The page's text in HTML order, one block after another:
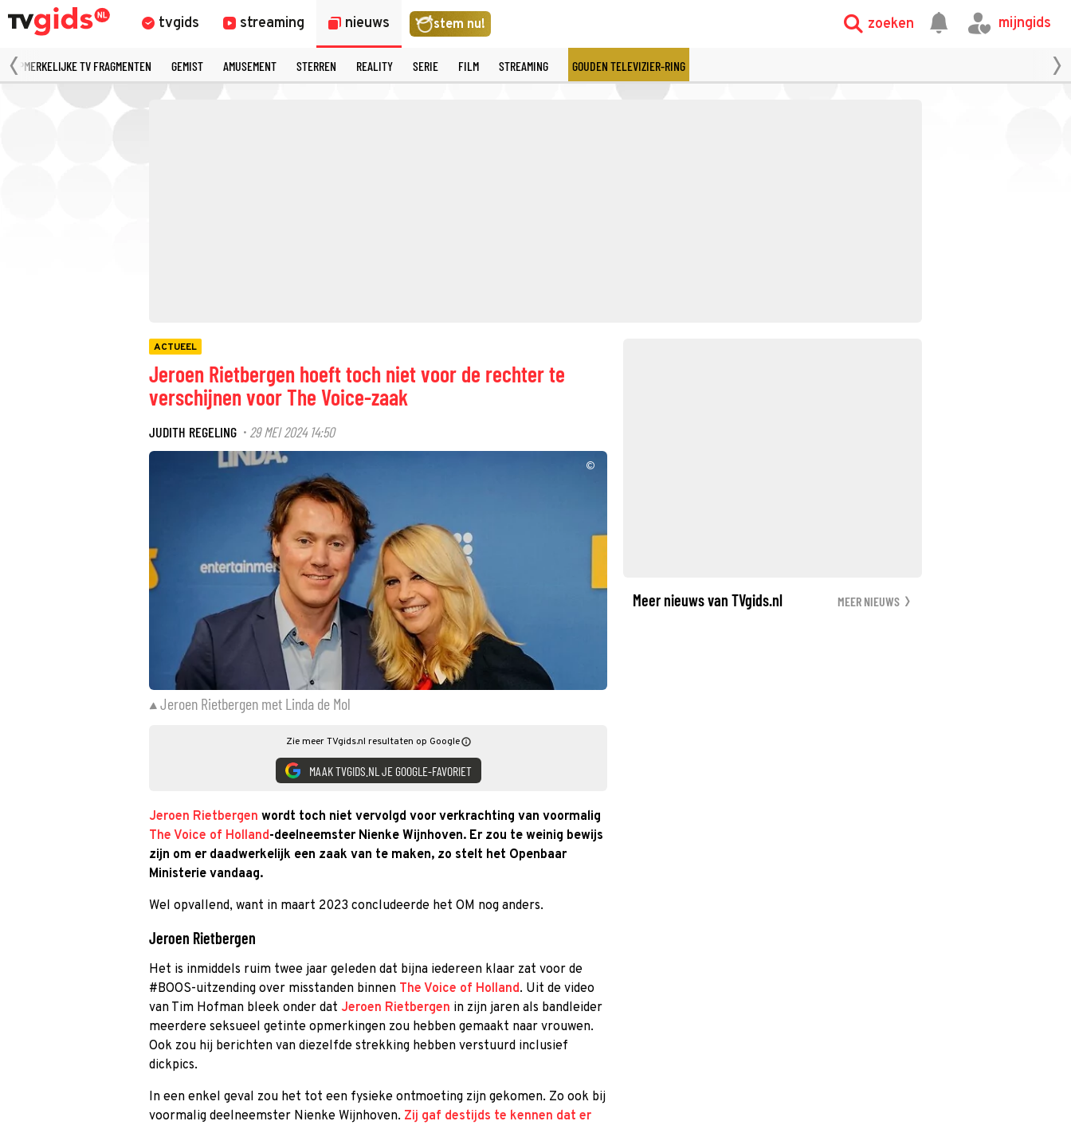
tvgids streaming nieuws stem nu! zoeken mijngids
OPMERKELIJKE TV FRAGMENTEN GEMIST AMUSEMENT STERREN REALITY SERIE FILM STREAMING GOUDEN TELEVIZIER-RING
ACTUEEL
Jeroen Rietbergen hoeft toch niet voor de rechter te
verschijnen voor The Voice-zaak
JUDITH REGELING · 29 MEI 2024 14:50
©
Jeroen Rietbergen met Linda de Mol
Zie meer TVgids.nl resultaten op Google
MAAK TVGIDS.NL JE GOOGLE-FAVORIET
Jeroen Rietbergen wordt toch niet vervolgd voor verkrachting van voormalig
The Voice of Holland-deelneemster Nienke Wijnhoven. Er zou te weinig bewijs
zijn om er daadwerkelijk een zaak van te maken, zo stelt het Openbaar
Ministerie vandaag.
Wel opvallend, want in maart 2023 concludeerde het OM nog anders.
Jeroen Rietbergen
Het is inmiddels ruim twee jaar geleden dat bijna iedereen klaar zat voor de
#BOOS-uitzending over misstanden binnen The Voice of Holland. Uit de video
van Tim Hofman bleek onder dat Jeroen Rietbergen in zijn jaren als bandleider
meerdere seksueel getinte opmerkingen zou hebben gemaakt naar vrouwen.
Ook zou hij berichten van diezelfde strekking hebben verstuurd inclusief
dickpics.
In een enkel geval zou het tot een fysieke ontmoeting zijn gekomen. Zo ook bij
voormalig deelneemster Nienke Wijnhoven. Zij gaf destijds te kennen dat er
Meer nieuws van TVgids.nl MEER NIEUWS